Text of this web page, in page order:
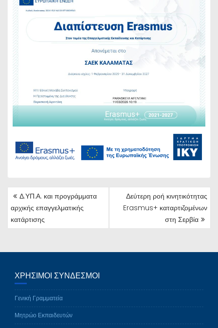
ΠΛΟΉΓΗΣΗ
ΆΡΘΡΩΝ
Δ.ΥΠ.Α. και προγράμματα
αρχικής επαγγελματικής
κατάρτισης
Δεύτερη ροή κινητικότητας
Erasmus+ καταρτιζομένων
στη Σερβία
ΧΡΉΣΙΜΟΙ ΣΎΝΔΕΣΜΟΙ
Γενική Γραμματεία
Μητρώο Εκπαιδευτών